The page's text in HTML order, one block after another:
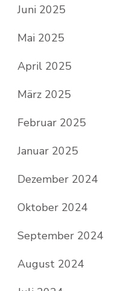
Juni 2025
Mai 2025
April 2025
März 2025
Februar 2025
Januar 2025
Dezember 2024
Oktober 2024
September 2024
August 2024